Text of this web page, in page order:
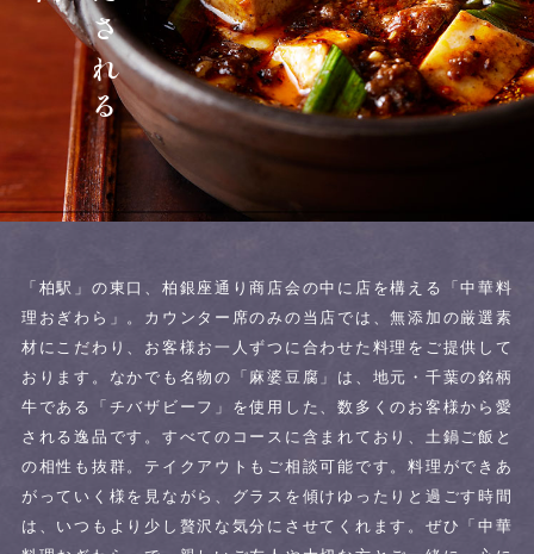
「柏駅」の東口、柏銀座通り商店会の中に店を構える「中華料
理おぎわら」。 カウンター席のみの当店では、無添加の厳選素
材にこだわり、お客様お一人ずつに合わせた料理をご提供して
おります。 なかでも名物の「麻婆豆腐」は、地元・千葉の銘柄
牛である「チバザビーフ」を使用した、数多くのお客様から愛
される逸品です。 すべてのコースに含まれており、土鍋ご飯と
の相性も抜群。 テイクアウトもご相談可能です。料理ができあ
がっていく様を見ながら、グラスを傾けゆったりと過ごす時間
は、いつもより少し贅沢な気分にさせてくれます。 ぜひ「中華